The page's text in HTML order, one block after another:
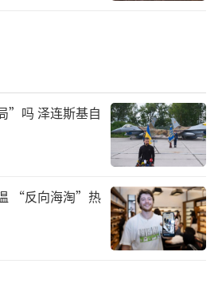
”吗 泽连斯基自
“反向海淘”热